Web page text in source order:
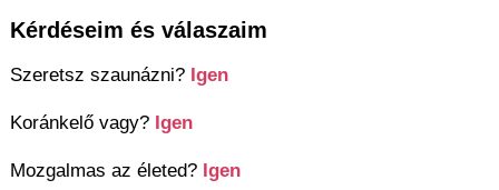
Kérdéseim és válaszaim
Szeretsz szaunázni? Igen
Koránkelő vagy? Igen
Mozgalmas az életed? Igen